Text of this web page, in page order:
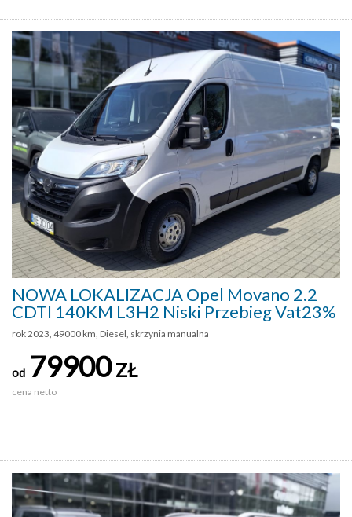
NOWA LOKALIZACJA Opel Movano 2.2
CDTI 140KM L3H2 Niski Przebieg Vat23%
rok 2023, 49000 km, Diesel, skrzynia manualna
od 79900ZŁ
cena netto